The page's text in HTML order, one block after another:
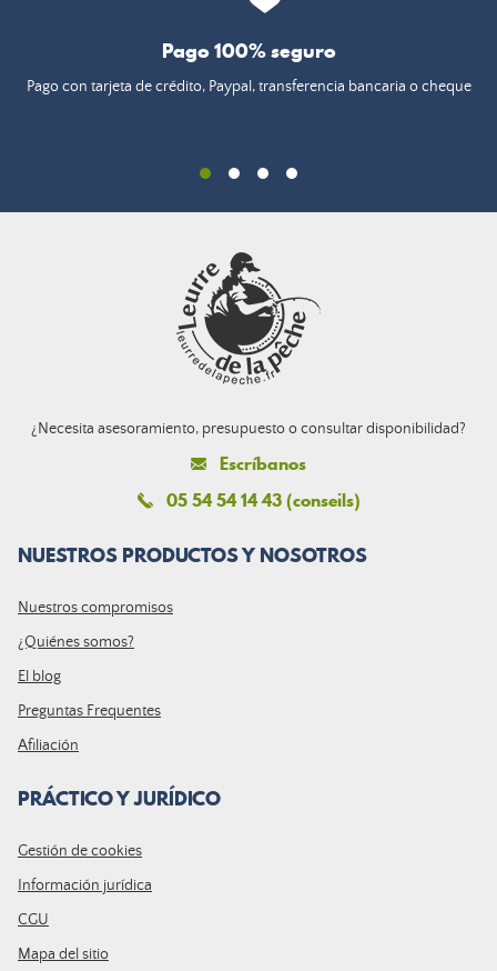
Pago 100% seguro
Pago con tarjeta de crédito, Paypal, transferencia bancaria o cheque
¿Necesita asesoramiento, presupuesto o consultar disponibilidad?
Escríbanos
05 54 54 14 43 (conseils)
NUESTROS PRODUCTOS Y NOSOTROS
Nuestros compromisos
¿Quiénes somos?
El blog
Preguntas Frequentes
Afiliación
PRÁCTICO Y JURÍDICO
Gestión de cookies
Información jurídica
CGU
Mapa del sitio